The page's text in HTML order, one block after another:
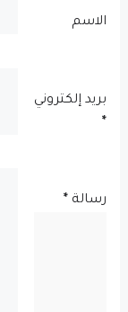
الاسم
بريد إلكتروني
*
رسالة *